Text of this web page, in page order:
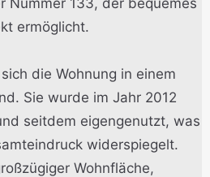
ermöglicht.
die Wohnung in einem
Sie wurde im Jahr 2012
seitdem eigengenutzt, was
widerspiegelt.
Wohnfläche,